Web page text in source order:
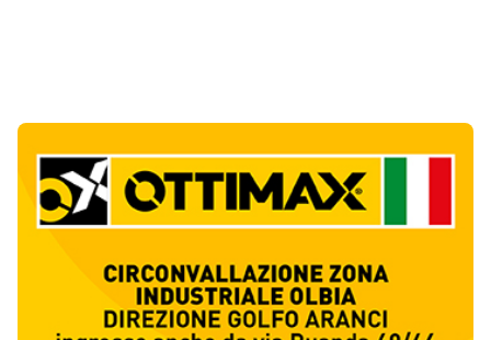
1
Giovanni Paolo II e Mater Olbia Hospital
insieme per i traumi ortopedici
Salute
Olbia, un altro cantiere dimenticato: buca
aperta da oltre un mese in via Fidia
Cronaca